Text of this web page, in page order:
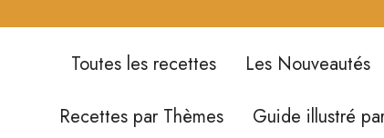
Toutes les recettes Les Nouveautés
Recettes par Thèmes
Guide illustré